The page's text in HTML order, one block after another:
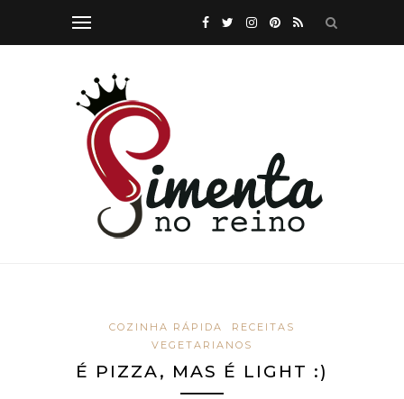
COZINHA RÁPIDA
RECEITAS
VEGETARIANOS
É PIZZA, MAS É LIGHT :)